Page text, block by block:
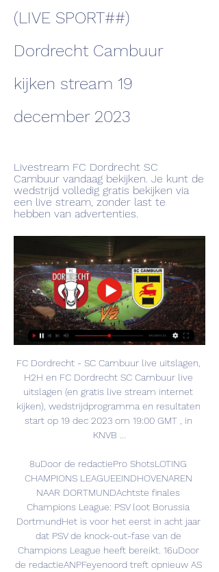
(LIVE SPORT##)
Dordrecht Cambuur
kijken stream 19
december 2023
Livestream FC Dordrecht SC
Cambuur vandaag bekijken. Je kunt de
wedstrijd volledig gratis bekijken via
een live stream, zonder last te
hebben van advertenties.
FC Dordrecht - SC Cambuur live uitslagen,
H2H en FC Dordrecht SC Cambuur live
uitslagen (en gratis live stream internet
kijken), wedstrijdprogramma en resultaten
start op 19 dec 2023 om 19:00 GMT , in
KNVB ...
8uDoor de redactiePro ShotsLOTING
CHAMPIONS LEAGUEEINDHOVENAREN
NAAR DORTMUNDAchtste finales
Champions League: PSV loot Borussia
DortmundHet is voor het eerst in acht jaar
dat PSV de knock-out-fase van de
Champions League heeft bereikt. 16uDoor
de redactieANPFeyenoord treft opnieuw AS